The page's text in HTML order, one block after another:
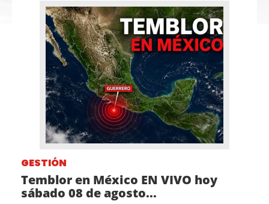
GESTIÓN
Temblor en México EN VIVO hoy
sábado 08 de agosto...